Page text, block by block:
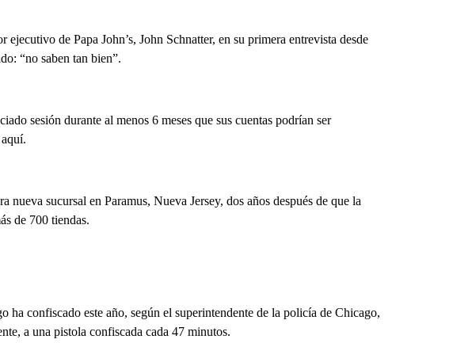
de Papa John’s, John Schnatter, en su primera entrevista desde
“no saben tan bien”.
sesión durante al menos 6 meses que sus cuentas podrían ser
nueva sucursal en Paramus, Nueva Jersey, dos años después de que la
de 700 tiendas.
ha confiscado este año, según el superintendente de la policía de Chicago,
a una pistola confiscada cada 47 minutos.